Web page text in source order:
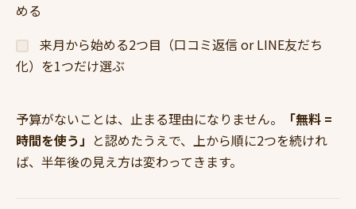
める
来月から始める2つ目（口コミ返信 or LINE友だち
化）を1つだけ選ぶ
予算がないことは、止まる理由になりません。
「無料 =
時間を使う」 と認めたうえで、上から順に2つを続けれ
ば、半年後の見え方は変わってきます。